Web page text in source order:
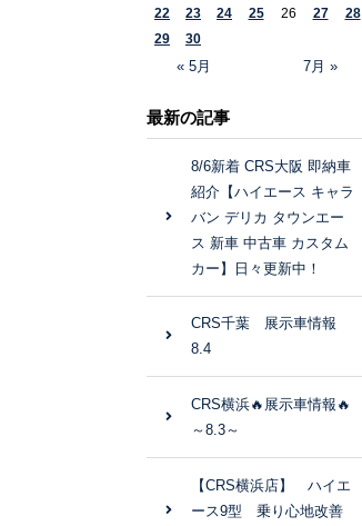
« 5月 7月 »
22
23 24 25 26 27
28
29
30
最新の記事
8/6新着 CRS大阪 即納車
紹介【ハイエース キャラ
バン デリカ タウンエー
ス 新車 中古車 カスタム
カー】日々更新中！
CRS千葉 展示車情報
8.4
CRS横浜🔥展示車情報🔥
～8.3～
【CRS横浜店】 ハイエ
ース9型 乗り心地改善